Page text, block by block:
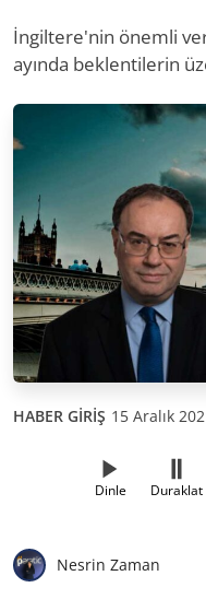
İngiltere'nin önemli
ayında beklentilerin
HABER GİRİŞ 15 Aralık
Dinle Duraklat
Nesrin Zaman